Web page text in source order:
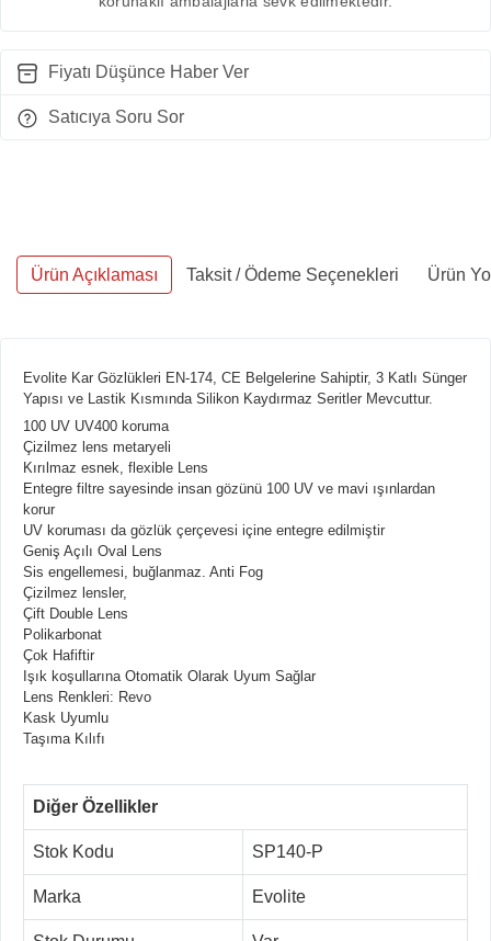
Fiyatı Düşünce Haber Ver
Satıcıya Soru Sor
Ürün Açıklaması Taksit / Ödeme Seçenekleri Ürün
Evolite Kar Gözlükleri EN-174, CE Belgelerine Sahiptir, 3 Katlı Sünger
Yapısı ve Lastik Kısmında Silikon Kaydırmaz Seritler Mevcuttur.
100 UV UV400 koruma
Çizilmez lens metaryeli
Kırılmaz esnek, flexible Lens
Entegre filtre sayesinde insan gözünü 100 UV ve mavi ışınlardan
korur
UV koruması da gözlük çerçevesi içine entegre edilmiştir
Geniş Açılı Oval Lens
Sis engellemesi, buğlanmaz. Anti Fog
Çizilmez lensler,
Çift Double Lens
Polikarbonat
Çok Hafiftir
Işık koşullarına Otomatik Olarak Uyum Sağlar
Lens Renkleri: Revo
Kask Uyumlu
Taşıma Kılıfı
Diğer Özellikler
Stok Kodu SP140-P
Marka Evolite